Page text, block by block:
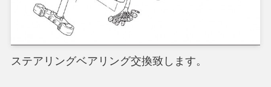
ステアリングベアリング交換致します。